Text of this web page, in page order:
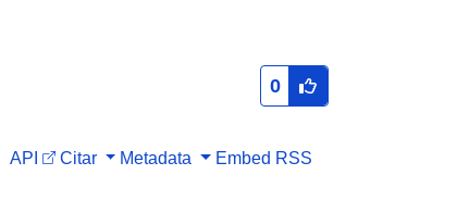
0
API Citar Metadata Embed RSS